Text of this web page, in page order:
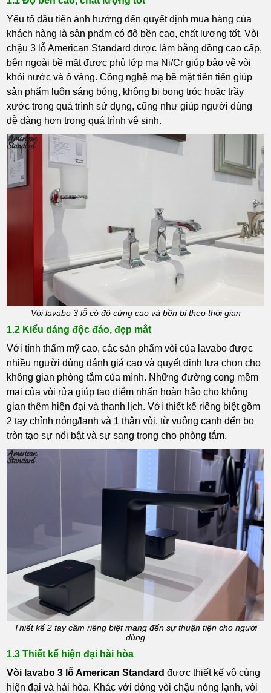
Yếu tố đầu tiên ảnh hưởng đến quyết định mua hàng của
khách hàng là sản phẩm có độ bền cao, chất lượng tốt. Vòi
chậu 3 lỗ American Standard được làm bằng đồng cao cấp,
bên ngoài bề mặt được phủ lớp mạ Ni/Cr giúp bảo vệ vòi
khỏi nước và ố vàng. Công nghệ mạ bề mặt tiên tiến giúp
sản phẩm luôn sáng bóng, không bị bong tróc hoặc trầy
xước trong quá trình sử dụng, cũng như giúp người dùng
dễ dàng hơn trong quá trình vệ sinh.
Vòi lavabo 3 lỗ có độ cứng cao và bền bỉ theo thời gian
1.2 Kiểu dáng độc đáo, đẹp mắt
Với tính thẩm mỹ cao, các sản phẩm vòi của lavabo được
nhiều người dùng đánh giá cao và quyết định lựa chọn cho
không gian phòng tắm của mình. Những đường cong mềm
mại của vòi rửa giúp tạo điểm nhấn hoàn hảo cho không
gian thêm hiện đại và thanh lịch. Với thiết kế riêng biệt gồm
2 tay chỉnh nóng/lạnh và 1 thân vòi, từ vuông cạnh đến bo
tròn tạo sự nổi bật và sự sang trọng cho phòng tắm.
Thiết kế 2 tay cầm riêng biệt mang đến sự thuận tiện cho người
dùng
1.3 Thiết kế hiện đại hài hòa
Vòi lavabo 3 lỗ American Standard được thiết kế vô cùng
hiện đại và hài hòa. Khác với dòng vòi chậu nóng lạnh, vòi